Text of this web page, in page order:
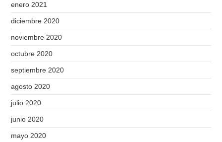
enero 2021
diciembre 2020
noviembre 2020
octubre 2020
septiembre 2020
agosto 2020
julio 2020
junio 2020
mayo 2020